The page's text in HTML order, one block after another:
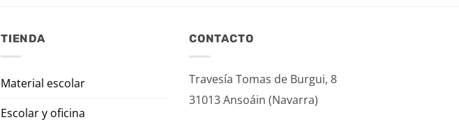
TIENDA
Material escolar
Escolar y oficina
CONTACTO
Travesía Tomas de Burgui, 8
31013 Ansoáin (Navarra)